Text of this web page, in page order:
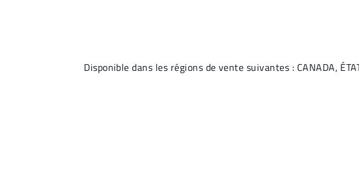
Disponible dans les régions de vente suivantes : CANADA,